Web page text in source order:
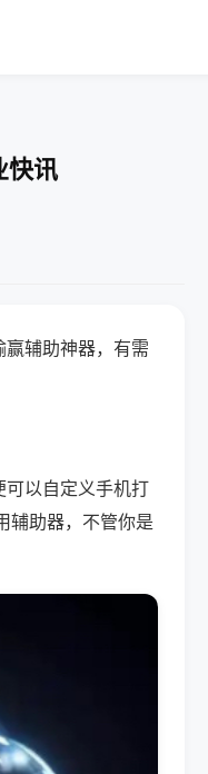
快讯
赢辅助神器，有需
可以自定义手机打
辅助器，不管你是